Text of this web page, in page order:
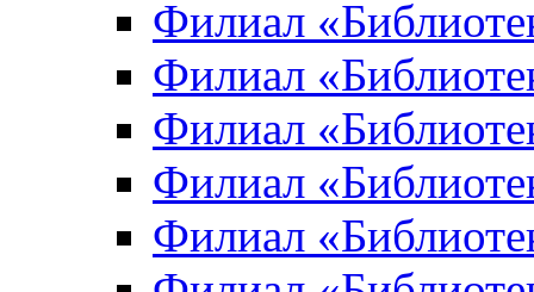
Филиал
Филиал
Филиал
Филиал
Филиал